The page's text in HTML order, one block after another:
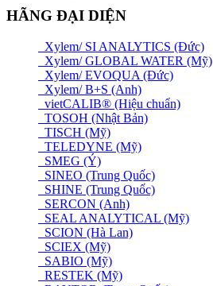
HÃNG ĐẠI DIỆN
Xylem/ SI ANALYTICS (Đức)
Xylem/ GLOBAL WATER (Mỹ)
Xylem/ EVOQUA (Đức)
Xylem/ B+S (Anh)
vietCALIB® (Hiệu chuẩn)
TOSOH (Nhật Bản)
TISCH (Mỹ)
TELEDYNE (Mỹ)
SMEG (Ý)
SINEO (Trung Quốc)
SHINE (Trung Quốc)
SERCON (Anh)
SEAL ANALYTICAL (Mỹ)
SCION (Hà Lan)
SCIEX (Mỹ)
SABIO (Mỹ)
RESTEK (Mỹ)